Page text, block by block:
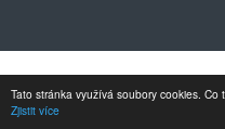
Tato stránka využívá soubory cookies. Co
Zjistit více